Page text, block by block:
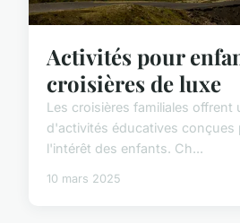
Activités pour
croisières de luxe
Les croisières familiales offrent
d'activités éducatives conçues
l'intérêt des enfants. Ch...
10 mars 2025